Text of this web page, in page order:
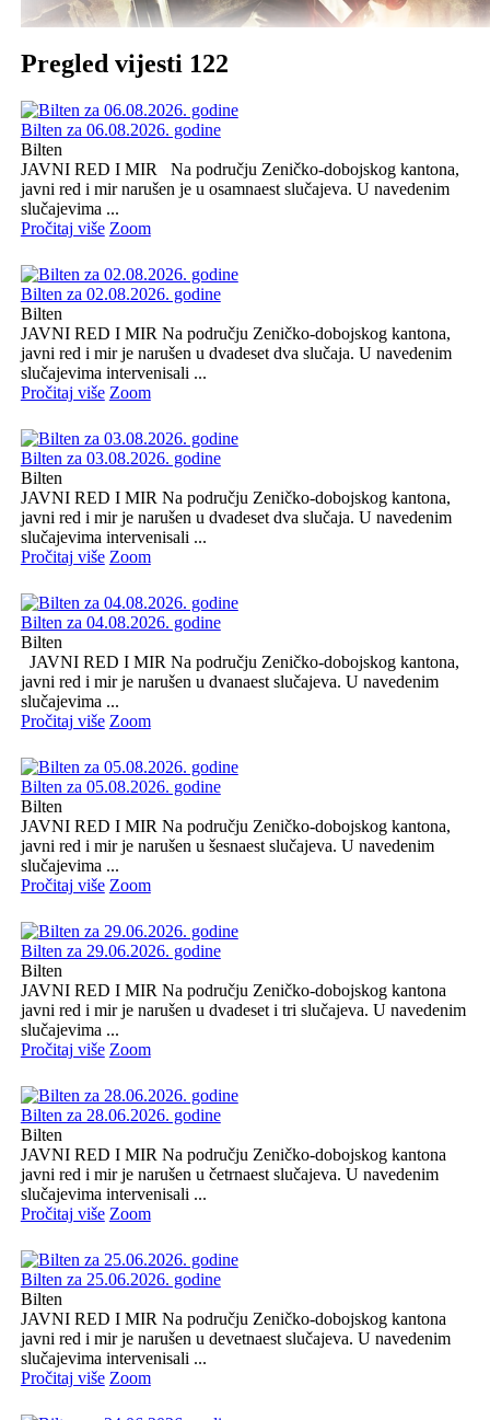
Pregled vijesti 122
Bilten za 06.08.2026. godine
Bilten
JAVNI RED I MIR Na području Zeničko-dobojskog kantona,
javni red i mir narušen je u osamnaest slučajeva. U navedenim
slučajevima ...
Pročitaj više Zoom
Bilten za 02.08.2026. godine
Bilten
JAVNI RED I MIR Na području Zeničko-dobojskog kantona,
javni red i mir je narušen u dvadeset dva slučaja. U navedenim
slučajevima intervenisali ...
Pročitaj više Zoom
Bilten za 03.08.2026. godine
Bilten
JAVNI RED I MIR Na području Zeničko-dobojskog kantona,
javni red i mir je narušen u dvadeset dva slučaja. U navedenim
slučajevima intervenisali ...
Pročitaj više Zoom
Bilten za 04.08.2026. godine
Bilten
JAVNI RED I MIR Na području Zeničko-dobojskog kantona,
javni red i mir je narušen u dvanaest slučajeva. U navedenim
slučajevima ...
Pročitaj više Zoom
Bilten za 05.08.2026. godine
Bilten
JAVNI RED I MIR Na području Zeničko-dobojskog kantona,
javni red i mir je narušen u šesnaest slučajeva. U navedenim
slučajevima ...
Pročitaj više Zoom
Bilten za 29.06.2026. godine
Bilten
JAVNI RED I MIR Na području Zeničko-dobojskog kantona
javni red i mir je narušen u dvadeset i tri slučajeva. U navedenim
slučajevima ...
Pročitaj više Zoom
Bilten za 28.06.2026. godine
Bilten
JAVNI RED I MIR Na području Zeničko-dobojskog kantona
javni red i mir je narušen u četrnaest slučajeva. U navedenim
slučajevima intervenisali ...
Pročitaj više Zoom
Bilten za 25.06.2026. godine
Bilten
JAVNI RED I MIR Na području Zeničko-dobojskog kantona
javni red i mir je narušen u devetnaest slučajeva. U navedenim
slučajevima intervenisali ...
Pročitaj više Zoom